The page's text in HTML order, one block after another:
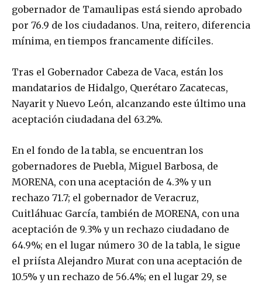
gobernador de Tamaulipas está siendo aprobado
por 76.9 de los ciudadanos. Una, reitero, diferencia
mínima, en tiempos francamente difíciles.
Tras el Gobernador Cabeza de Vaca, están los
mandatarios de Hidalgo, Querétaro Zacatecas,
Nayarit y Nuevo León, alcanzando este último una
aceptación ciudadana del 63.2%.
En el fondo de la tabla, se encuentran los
gobernadores de Puebla, Miguel Barbosa, de
MORENA, con una aceptación de 4.3% y un
rechazo 71.7; el gobernador de Veracruz,
Cuitláhuac García, también de MORENA, con una
aceptación de 9.3% y un rechazo ciudadano de
64.9%; en el lugar número 30 de la tabla, le sigue
el priísta Alejandro Murat con una aceptación de
10.5% y un rechazo de 56.4%; en el lugar 29, se